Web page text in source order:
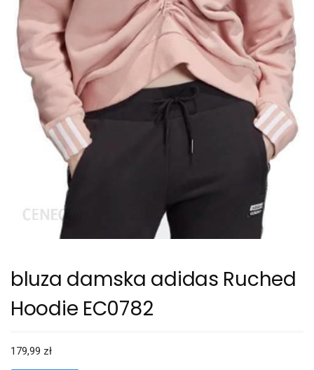
bluza damska adidas Ruched
Hoodie EC0782
179,99 zł